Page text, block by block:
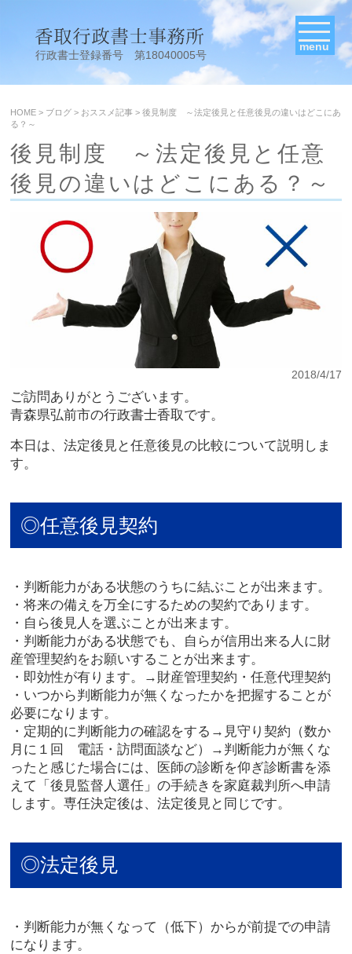
行政書士登録番号 第18040005号
menu
HOME > ブログ > おススメ記事 >後見制度 ～法定後見と任意後見の違いはどこにあ
る？～
後見制度 ～法定後見と任意
後見の違いはどこにある？～
2018/4/17
ご訪問ありがとうございます。
青森県弘前市の行政書士香取です。
本日は、法定後見と任意後見の比較について説明しま
す。
◎任意後見契約
・判断能力がある状態のうちに結ぶことが出来ます。
・将来の備えを万全にするための契約であります。
・自ら後見人を選ぶことが出来ます。
・判断能力がある状態でも、自らが信用出来る人に財
産管理契約をお願いすることが出来ます。
・即効性が有ります。→財産管理契約・任意代理契約
・いつから判断能力が無くなったかを把握することが
必要になります。
・定期的に判断能力の確認をする→見守り契約（数か
月に１回 電話・訪問面談など）→判断能力が無くな
ったと感じた場合には、医師の診断を仰ぎ診断書を添
えて「後見監督人選任」の手続きを家庭裁判所へ申請
します。専任決定後は、法定後見と同じです。
◎法定後見
・判断能力が無くなって（低下）からが前提での申請
になります。